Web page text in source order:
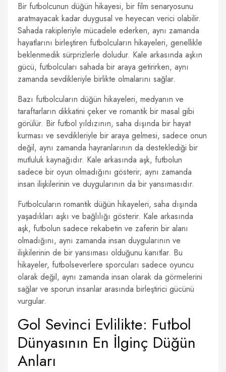
Bir futbolcunun düğün hikayesi, bir film senaryosunu
aratmayacak kadar duygusal ve heyecan verici olabilir.
Sahada rakipleriyle mücadele ederken, aynı zamanda
hayatlarını birleştiren futbolcuların hikayeleri, genellikle
beklenmedik sürprizlerle doludur. Kale arkasında aşkın
gücü, futbolcuları sahada bir araya getirirken, aynı
zamanda sevdikleriyle birlikte olmalarını sağlar.
Bazı futbolcuların düğün hikayeleri, medyanın ve
taraftarların dikkatini çeker ve romantik bir masal gibi
görülür. Bir futbol yıldızının, saha dışında bir hayat
kurması ve sevdikleriyle bir araya gelmesi, sadece onun
değil, aynı zamanda hayranlarının da desteklediği bir
mutluluk kaynağıdır. Kale arkasında aşk, futbolun
sadece bir oyun olmadığını gösterir; aynı zamanda
insan ilişkilerinin ve duygularının da bir yansımasıdır.
Futbolcuların romantik düğün hikayeleri, saha dışında
yaşadıkları aşkı ve bağlılığı gösterir. Kale arkasında
aşk, futbolun sadece rekabetin ve zaferin bir alanı
olmadığını, aynı zamanda insan duygularının ve
ilişkilerinin de bir yansıması olduğunu kanıtlar. Bu
hikayeler, futbolseverlere sporcuları sadece oyuncu
olarak değil, aynı zamanda insan olarak da görmelerini
sağlar ve sporun insanlar arasında birleştirici gücünü
vurgular.
Gol Sevinci Evlilikte: Futbol
Dünyasının En İlginç Düğün
Anları